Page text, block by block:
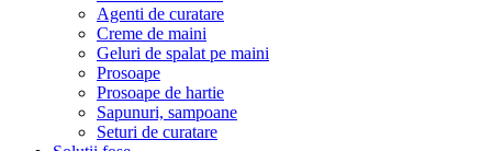
Agenti de curatare
Creme de maini
Geluri de spalat pe maini
Prosoape
Prosoape de hartie
Sapunuri, sampoane
Seturi de curatare